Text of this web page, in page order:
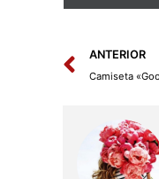
Ant
ANTERIOR
Camiseta